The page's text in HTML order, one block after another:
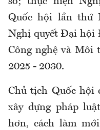
Quốc hội lần thứ
Nghị quyết Đại hội
Công nghệ và
2025 - 2030.
Chủ tịch Quốc hội
xây dựng pháp
hơn, cách làm